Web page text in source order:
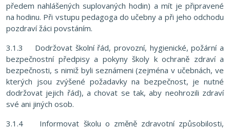
předem nahlášených suplovaných hodin) a mít je připravené
na hodinu. Při vstupu pedagoga do učebny a při jeho odchodu
pozdraví žáci povstáním.
3.1.3 Dodržovat školní řád, provozní, hygienické, požární a
bezpečnostní předpisy a pokyny školy k ochraně zdraví a
bezpečnosti, s nimiž byli seznámeni (zejména v učebnách, ve
kterých jsou zvýšené požadavky na bezpečnost, je nutné
dodržovat jejich řád), a chovat se tak, aby neohrozili zdraví
své ani jiných osob.
3.1.4 Informovat školu o změně zdravotní způsobilosti,